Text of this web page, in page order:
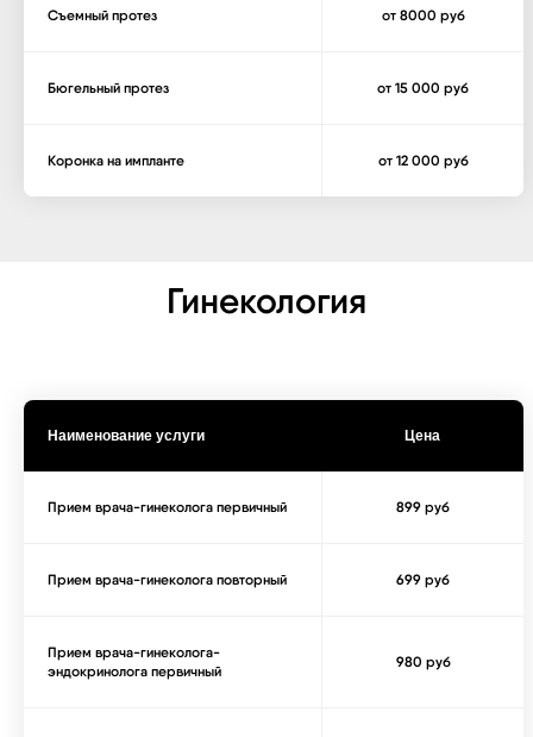
Съемный протез от 8000 руб
Бюгельный протез от 15 000 руб
Коронка на импланте от 12 000 руб
Гинекология
Наименование услуги Цена
Прием врача-гинеколога первичный 899 руб
Прием врача-гинеколога повторный 699 руб
Прием врача-гинеколога-
эндокринолога первичный
980 руб